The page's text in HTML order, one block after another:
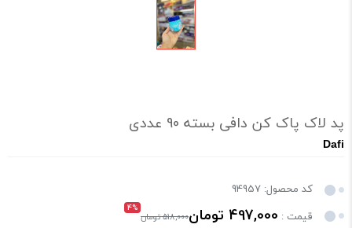
پد لاک پاک کن دافی بسته 90 عددی
Dafi
کد محصول: 94957
قیمت : 497,000 تومان 4%
518,000 تومان